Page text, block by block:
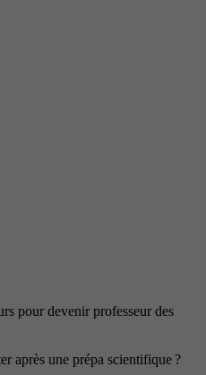
pour devenir professeur des
après une prépa scientifique ?